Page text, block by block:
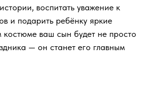
воспитать уважение к
и подарить ребёнку яркие
костюме ваш сын будет не просто
— он станет его главным